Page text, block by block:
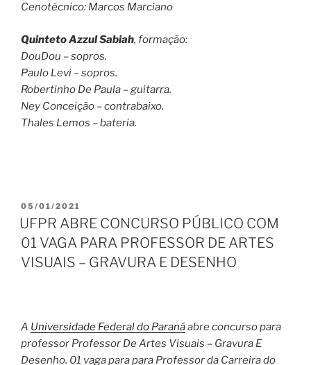
Cenotécnico: Marcos Marciano
Quinteto Azzul Sabiah, formação:
DouDou – sopros.
Paulo Levi – sopros.
Robertinho De Paula – guitarra.
Ney Conceição – contrabaixo.
Thales Lemos – bateria.
PUBLICADO
EM
05/01/2021
UFPR ABRE CONCURSO PÚBLICO COM
01 VAGA PARA PROFESSOR DE ARTES
VISUAIS – GRAVURA E DESENHO
A Universidade Federal do Paranáabre concurso para
professor Professor De Artes Visuais – Gravura E
Desenho. 01 vaga para para Professor da Carreira do